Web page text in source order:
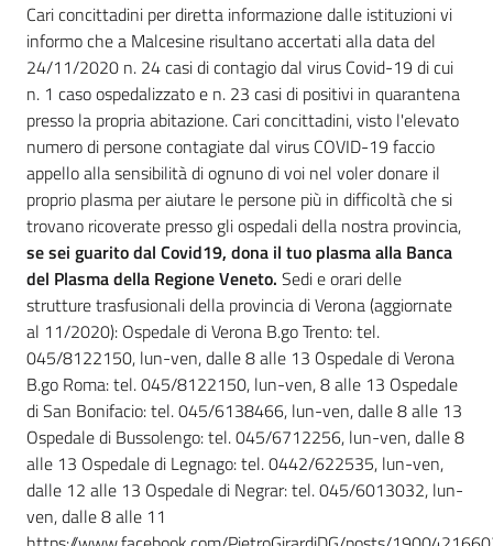
Cari concittadini per diretta informazione dalle istituzioni vi
informo che a Malcesine risultano accertati alla data del
24/11/2020 n. 24 casi di contagio dal virus Covid-19 di cui
n. 1 caso ospedalizzato e n. 23 casi di positivi in quarantena
presso la propria abitazione. Cari concittadini, visto l'elevato
numero di persone contagiate dal virus COVID-19 faccio
appello alla sensibilità di ognuno di voi nel voler donare il
proprio plasma per aiutare le persone più in difficoltà che si
trovano ricoverate presso gli ospedali della nostra provincia,
se sei guarito dal Covid19, dona il tuo plasma alla Banca
del Plasma della Regione Veneto. Sedi e orari delle
strutture trasfusionali della provincia di Verona (aggiornate
al 11/2020): Ospedale di Verona B.go Trento: tel.
045/8122150, lun-ven, dalle 8 alle 13 Ospedale di Verona
B.go Roma: tel. 045/8122150, lun-ven, 8 alle 13 Ospedale
di San Bonifacio: tel. 045/6138466, lun-ven, dalle 8 alle 13
Ospedale di Bussolengo: tel. 045/6712256, lun-ven, dalle 8
alle 13 Ospedale di Legnago: tel. 0442/622535, lun-ven,
dalle 12 alle 13 Ospedale di Negrar: tel. 045/6013032, lun-
ven, dalle 8 alle 11